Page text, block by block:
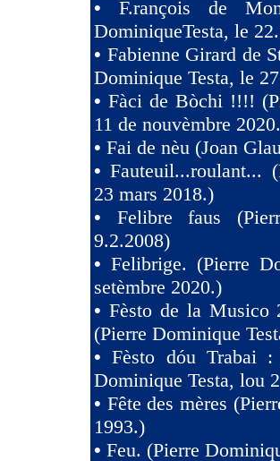
• F.rançois de
DominiqueTesta, le
• Fabienne Girard de
Dominique Testa, le
• Fàci de Bòchi !!!!
11 de nouvèmbre
• Fai de nèu (Joan
•Fauteuil...roulant...
23 mars 2018.)
• Felibre faus
9.2.2008)
• Felibrige. (Pierre
setèmbre 2020.)
• Fèsto de la Musico
(Pierre Dominique
•Fèsto dóu Trabai
Dominique Testa, lou
• Fête des mères
1993.)
• Feu. (Pierre